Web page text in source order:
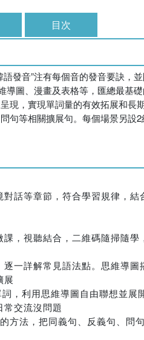
目次
發音”注有每個音的發音要訣
導圖、漫畫及表格等，匯總最基
現，實現單詞量的有效拓展和
句等相關擴展句。每個場景另
話等章節，符合學習規律，
，視聽結合，二維碼隨掃隨學
一詳解常見語法點。思維導
展
，利用思維導圖自由聯想並展
交流沒問題
方法，把同義句、反義句、